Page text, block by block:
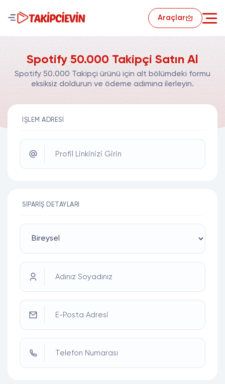
Araçlar
Spotify 50.000 Takipçi Satın Al
Spotify 50.000 Takipçi ürünü için alt bölümdeki formu
eksiksiz doldurun ve ödeme adımına ilerleyin.
İŞLEM ADRESI
Profil Linkinizi Girin
SIPARIŞ DETAYLARI
Adınız Soyadınız
E-Posta Adresi
Telefon Numarası